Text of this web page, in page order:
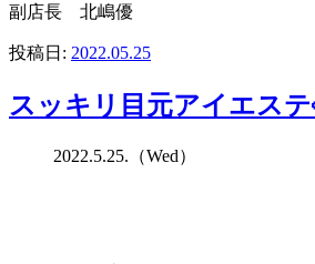
副店長 北嶋優
投稿日: 2022.05.25
スッキリ目元アイエステ
2022.5.25.（Wed）